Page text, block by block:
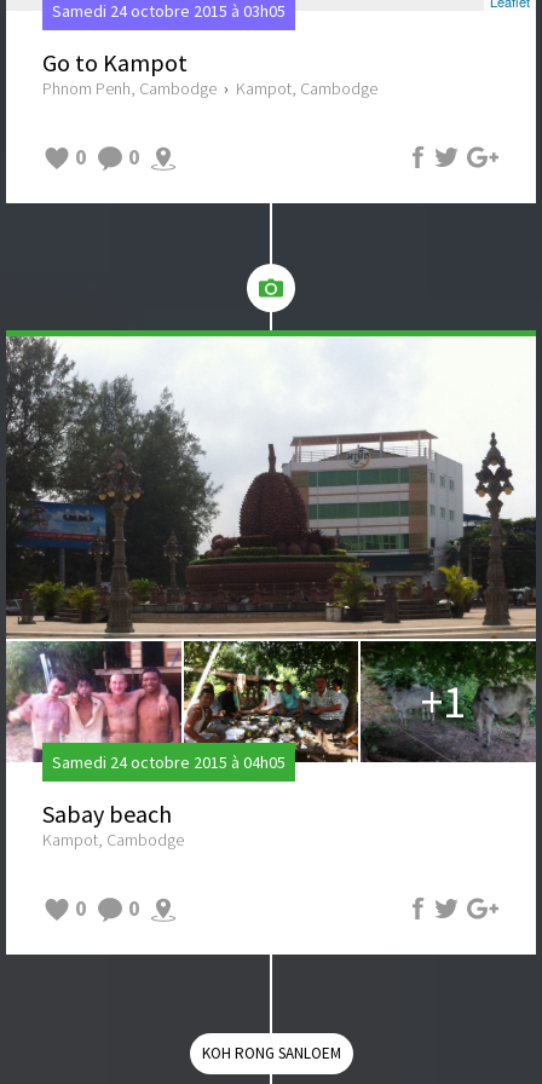
Samedi 24 octobre 2015 à 03h05
Go to Kampot
Phnom Penh, Cambodge › Kampot, Cambodge
0 0
+1
Samedi 24 octobre 2015 à 04h05
Sabay beach
Kampot, Cambodge
0 0
KOH RONG SANLOEM